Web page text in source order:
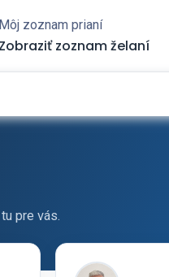
Môj zoznam prianí
Zobraziť zoznam želaní
pre vás.